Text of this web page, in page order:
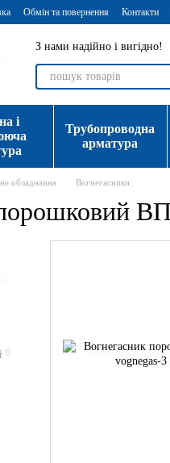
Обмін та повернення Контакти
З нами надійно і вигідно!
і
Трубопроводна
арматура
обладнання Вогнегасники
0